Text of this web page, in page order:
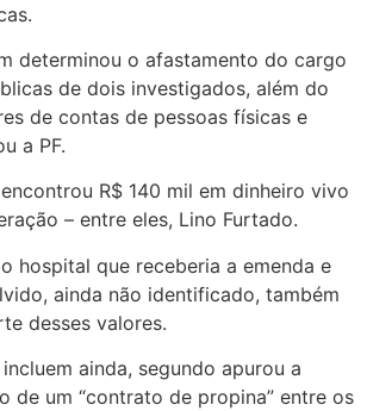
determinou o afastamento do cargo
de dois investigados, além do
de contas de pessoas físicas e
a PF.
R$ 140 mil em dinheiro vivo
– entre eles, Lino Furtado.
hospital que receberia a emenda e
ainda não identificado, também
desses valores.
ainda, segundo apurou a
de um “contrato de propina” entre os